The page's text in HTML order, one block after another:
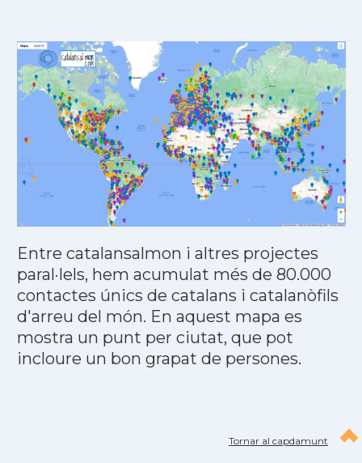
Entre catalansalmon i altres projectes
paral·lels, hem acumulat més de 80.000
contactes únics de catalans i catalanòfils
d'arreu del món. En aquest mapa es
mostra un punt per ciutat, que pot
incloure un bon grapat de persones.
Tornar al capdamunt